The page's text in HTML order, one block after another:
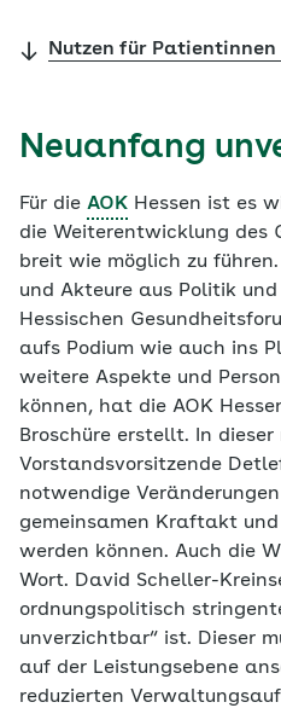
Nutzen für
Neuanfang
Für die AOK Hessen ist es
die Weiterentwicklung des
breit wie möglich zu
und Akteure aus Politik
Hessischen
aufs Podium wie auch ins
weitere Aspekte und
können, hat die AOK
Broschüre erstellt. In
Vorstandsvorsitzende
notwendige
gemeinsamen Kraftakt
werden können. Auch die
Wort. David Scheller-
ordnungspolitisch
unverzichtbar“ ist. Dieser
auf der Leistungsebene
reduzierten